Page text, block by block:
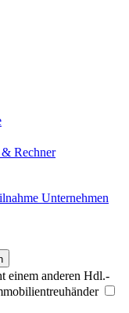
Rechner
Unternehmen
einem anderen Hdl.-